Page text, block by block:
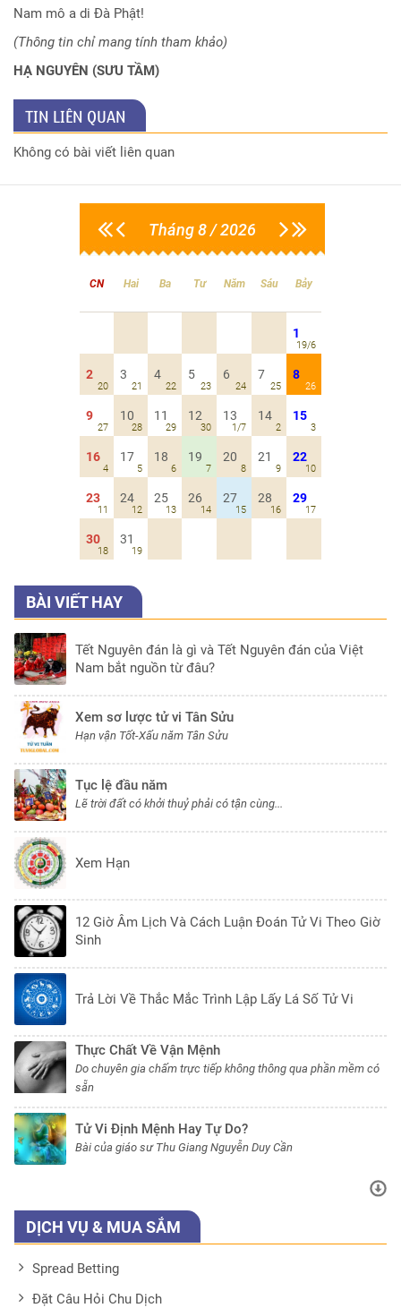
Nam mô a di Đà Phật!
(Thông tin chỉ mang tính tham khảo)
HẠ NGUYÊN (SƯU TẦM)
TIN LIÊN QUAN
Không có bài viết liên quan
Tháng 8 / 2026
CN Hai Ba Tư Năm Sáu Bảy
1
19/6
2
20
3
21
4
22
5
23
6
24
7
25
8
26
9
27
10
28
11
29
12
30
13
1/7
14
2
15
3
16
4
17
5
18
6
19
7
20
8
21
9
22
10
23
11
24
12
25
13
26
14
27
15
28
16
29
17
30
18
31
19
BÀI VIẾT HAY
Tết Nguyên đán là gì và Tết Nguyên đán của Việt
Nam bắt nguồn từ đâu?
Xem sơ lược tử vi Tân Sửu
Hạn vận Tốt-Xấu năm Tân Sửu
Tục lệ đầu năm
Lẽ trời đất có khởi thuỷ phải có tận cùng...
Xem Hạn
12 Giờ Âm Lịch Và Cách Luận Đoán Tử Vi Theo Giờ
Sinh
Trả Lời Về Thắc Mắc Trình Lập Lấy Lá Số Tử Vi
Thực Chất Về Vận Mệnh
Do chuyên gia chấm trực tiếp không thông qua phần mềm có
sẵn
Tử Vi Định Mệnh Hay Tự Do?
Bài của giáo sư Thu Giang Nguyễn Duy Cần
DỊCH VỤ & MUA SẮM
Spread Betting
Đặt Câu Hỏi Chu Dịch